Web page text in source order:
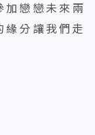
加戀戀未來兩
分讓我們走